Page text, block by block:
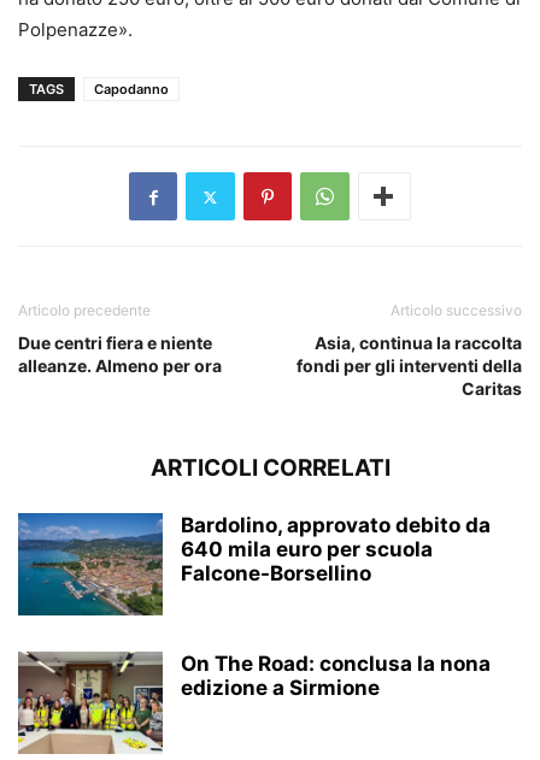
Polpenazze».
TAGS Capodanno
Articolo precedente
Due centri fiera e niente
alleanze. Almeno per ora
Articolo successivo
Asia, continua la raccolta
fondi per gli interventi della
Caritas
ARTICOLI CORRELATI
Bardolino, approvato debito da
640 mila euro per scuola
Falcone-Borsellino
On The Road: conclusa la nona
edizione a Sirmione